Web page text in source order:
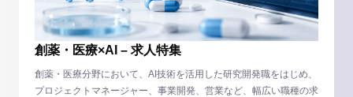
創薬・医療×AI – 求人特集
創薬・医療分野において、AI技術を活用した研究開発職をはじめ、
プロジェクトマネージャー、事業開発、営業など、幅広い職種の求